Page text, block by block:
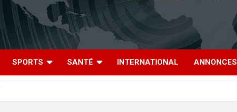
SPORTS SANTÉ INTERNATIONAL ANNONCES